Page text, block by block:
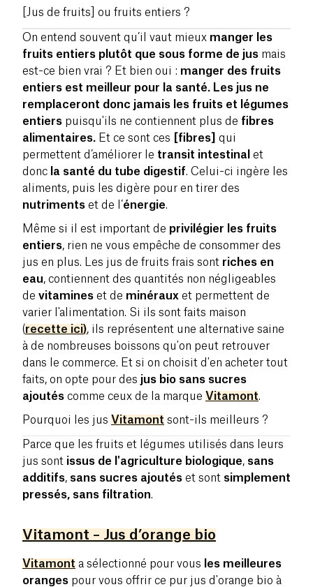
[Jus de fruits] ou fruits entiers ?
On entend souvent qu’il vaut mieux manger les
fruits entiers plutôt que sous forme de jus mais
est-ce bien vrai ? Et bien oui : manger des fruits
entiers est meilleur pour la santé. Les jus ne
remplaceront donc jamais les fruits et légumes
entiers puisqu'ils ne contiennent plus de fibres
alimentaires. Et ce sont ces [fibres]
qui
permettent d’améliorer le transit intestinal et
donc la santé du tube digestif. Celui-ci ingère les
aliments, puis les digère pour en tirer des
nutriments et de l’énergie.
Même si il est important de privilégier les fruits
entiers, rien ne vous empêche de consommer des
jus en plus. Les jus de fruits frais sont riches en
eau, contiennent des quantités non négligeables
de vitamines et de minéraux et permettent de
varier l'alimentation. Si ils sont faits maison
(recette ici), ils représentent une alternative saine
à de nombreuses boissons qu'on peut retrouver
dans le commerce. Et si on choisit d'en acheter tout
faits, on opte pour des jus bio sans sucres
ajoutés comme ceux de la marque Vitamont.
Pourquoi les jus Vitamont sont-ils meilleurs ?
Parce que les fruits et légumes utilisés dans leurs
jus sont issus de l'agriculture biologique, sans
additifs, sans sucres ajoutés et sont simplement
pressés, sans filtration.
Vitamont – Jus d’orange bio
Vitamont a sélectionné pour vous
les meilleures
oranges pour vous offrir ce pur jus d'orange bio à